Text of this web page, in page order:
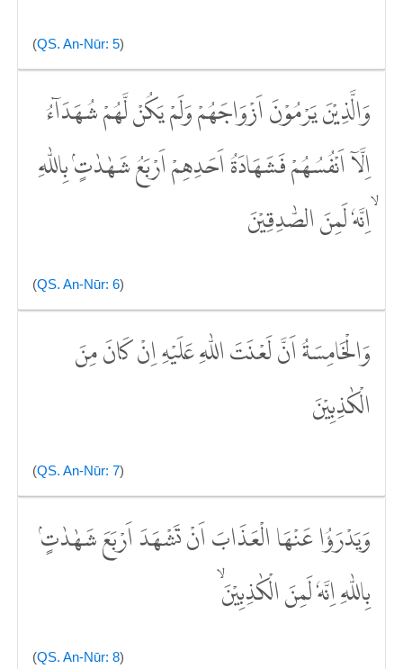
(QS. An-Nūr: 5)
وَالَّذِيْنَ يَرْمُوْنَ اَزْوَاجَهُمْ وَلَمْ يَكُنْ لَّهُمْ شُهَدَاۤءُ
اِلَّآ اَنْفُسُهُمْ فَشَهَادَةُ اَحَدِهِمْ اَرْبَعُ شَهٰدٰتٍۢ بِاللّٰهِ
ۙاِنَّهٗ لَمِنَ الصّٰدِقِيْنَ
(QS. An-Nūr: 6)
وَالْخَامِسَةُ اَنَّ لَعْنَتَ اللّٰهِ عَلَيْهِ اِنْ كَانَ مِنَ
الْكٰذِبِيْنَ
(QS. An-Nūr: 7)
وَيَدْرَؤُا عَنْهَا الْعَذَابَ اَنْ تَشْهَدَ اَرْبَعَ شَهٰدٰتٍۢ
بِاللّٰهِ اِنَّهٗ لَمِنَ الْكٰذِبِيْنَ ۙ
(QS. An-Nūr: 8)